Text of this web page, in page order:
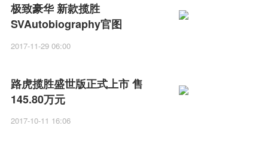
极致豪华 新款揽胜
SVAutobiography官图
2017-11-29 06:00
路虎揽胜盛世版正式上市 售
145.80万元
2017-10-11 16:06